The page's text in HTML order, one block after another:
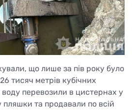
що лише за пів року було
тисяч метрів кубічних
перевозили в цистернах у
пляшки та продавали по всій